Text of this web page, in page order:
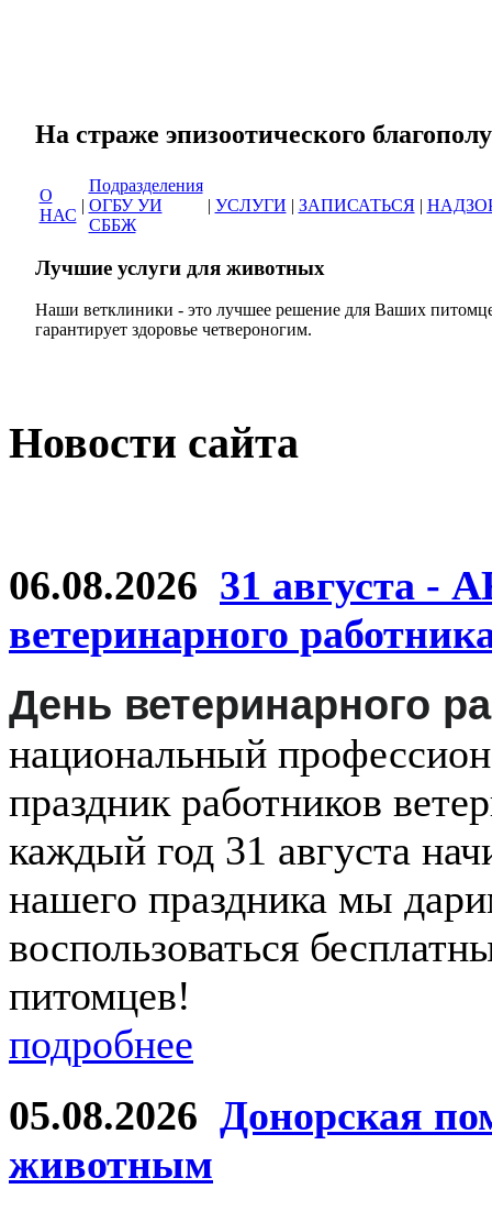
На страже
О
НАС
|
Подразделения
ОГБУ УИ
СББЖ
| УСЛУГИ | ЗАПИСАТЬСЯ |
Лучшие услуги для животных
Наши ветклиники - это лучшее решение для Ваших
гарантирует здоровье четвероногим.
Новости сайта
06.08.2026 31 августа -
ветеринарного
День ветеринарного
национальный
праздник работников
каждый год 31 августа
нашего праздника мы
воспользоваться
питомцев!
подробнее
05.08.2026 Донорская
животным